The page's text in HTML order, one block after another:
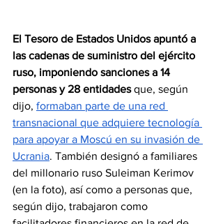
El Tesoro de Estados Unidos apuntó a
las cadenas de suministro del ejército
ruso, imponiendo sanciones a 14
personas y 28 entidades que, según
dijo, formaban parte de una red
transnacional que adquiere tecnología
para apoyar a Moscú en su invasión de
Ucrania. También designó a familiares
del millonario ruso Suleiman Kerimov
(en la foto), así como a personas que,
según dijo, trabajaron como